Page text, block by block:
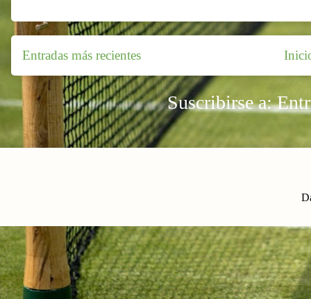
Entradas más recientes
Suscribirse a: